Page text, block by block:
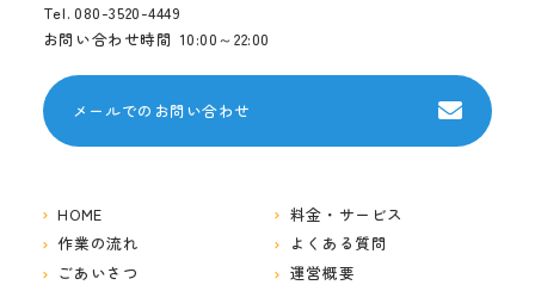
Tel. 080-3520-4449
お問い合わせ時間 10:00～22:00
メールでのお問い合わせ
HOME
料金・サービス
作業の流れ
よくある質問
ごあいさつ
運営概要